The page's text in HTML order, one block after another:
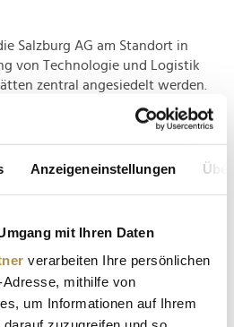
Anzeigeneinstellungen
mit Ihren Daten
verarbeiten Ihre persönlichen
mithilfe von
um Informationen auf Ihrem
Salzburg AG am Standort in
von Technologie und Logistik
zentral angesiedelt werden.
Infrastruktur eigne sich Hagenau
Geschäftsstelle Stadt und für
Energieversorger.